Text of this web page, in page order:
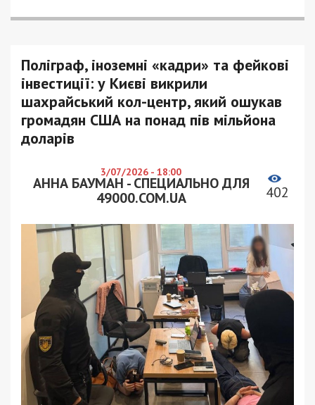
Поліграф, іноземні «кадри» та фейкові
інвестиції: у Києві викрили
шахрайський кол-центр, який ошукав
громадян США на понад пів мільйона
доларів
3/07/2026 - 18:00
АННА БАУМАН - СПЕЦИАЛЬНО ДЛЯ
49000.COM.UA
402